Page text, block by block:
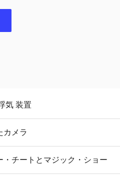
気 装置
カメラ
・チートとマジック・ショー